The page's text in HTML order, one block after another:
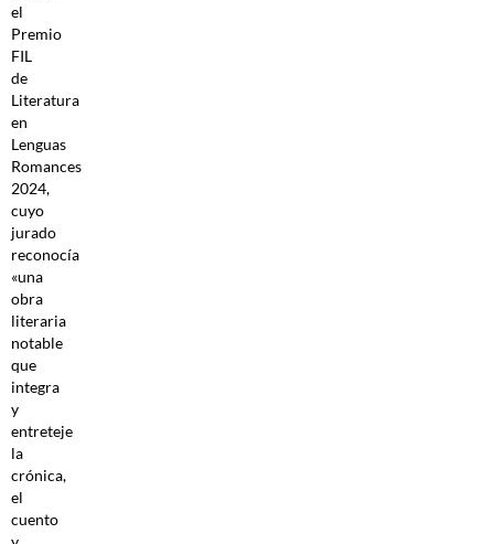
el
Premio
FIL
de
Literatura
en
Lenguas
Romances
2024,
cuyo
jurado
reconocía
«una
obra
literaria
notable
que
integra
y
entreteje
la
crónica,
el
cuento